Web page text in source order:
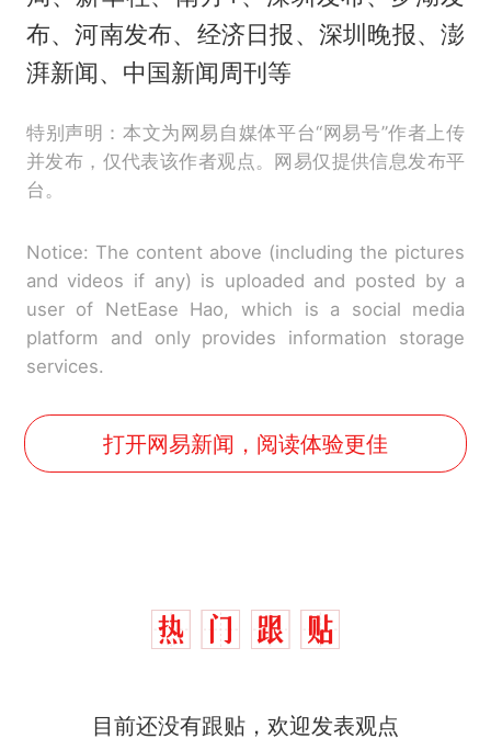
布、河南发布、经济日报、深圳晚报、澎
湃新闻、中国新闻周刊等
特别声明：本文为网易自媒体平台“网易号”作者上传
并发布，仅代表该作者观点。网易仅提供信息发布平
台。
Notice: The content above (including the pictures
and videos if any) is uploaded and posted by a
user of NetEase Hao, which is a social media
platform and only provides information storage
services.
打开网易新闻，阅读体验更佳
目前还没有跟贴，欢迎发表观点
热
制裁瓜子饺子，美国怕什
号，仅凭视频评出？中国烹饪